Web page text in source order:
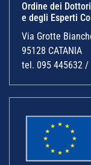
Ordine dei
e degli Esperti
Via Grotte
95128 CATANIA
tel. 095 445632 /